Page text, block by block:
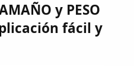
y PESO
fácil y